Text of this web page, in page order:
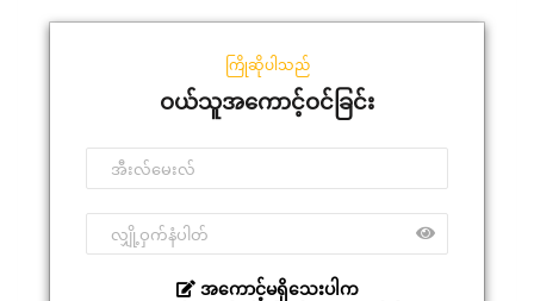
ကြိုဆိုပါသည်
ဝယ်သူအကောင့်ဝင်ခြင်း
အကောင့်မရှိသေးပါက